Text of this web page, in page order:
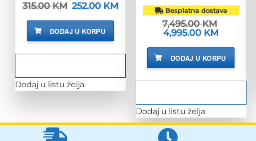
315.00KM Izvorna
cijena
bila
315.00 KM.
252.00 KM Trenutna
DODAJ U KORPU
Dodaj u listu želja
Besplatna dostava
7,495.00KM
Izvorna
cijena
bila
7,495.00 KM.
4,995.00 KM
je:
DODAJ U KORPU
Dodaj u listu želja